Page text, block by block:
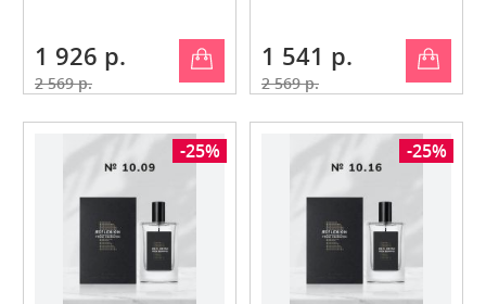
1 926 р.
2 569 р.
1 541 р.
2 569 р.
-25% -25%